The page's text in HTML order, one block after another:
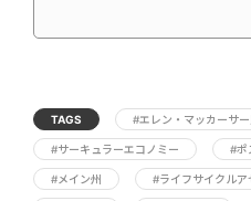
TAGS #エレン・マッカーサ
#サーキュラーエコノミー #ポ
#メイン州 #ライフサイクルア